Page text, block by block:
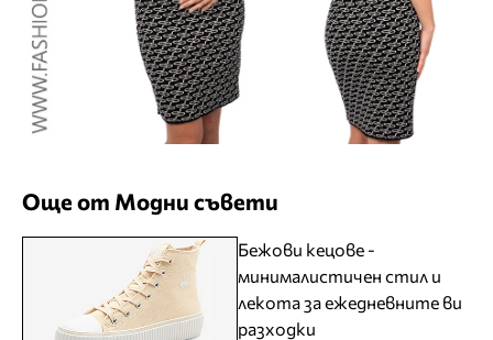
Още от Модни съвети
Бежови кецове -
минималистичен стил и
лекота за ежедневните ви
разходки